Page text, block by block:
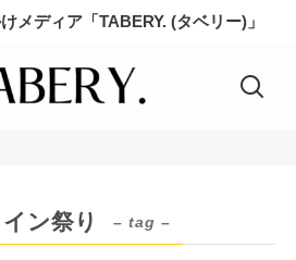
メディア「TABERY. (タベリー)」
ン祭り – tag –